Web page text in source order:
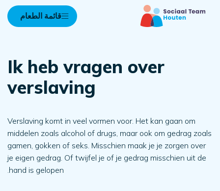
قائمة الطعام
Ik heb vragen over
verslaving
Verslaving komt in veel vormen voor. Het kan gaan om
middelen zoals alcohol of drugs, maar ook om gedrag zoals
gamen, gokken of seks. Misschien maak je je zorgen over
je eigen gedrag. Of twijfel je of je gedrag misschien uit de
hand is gelopen.